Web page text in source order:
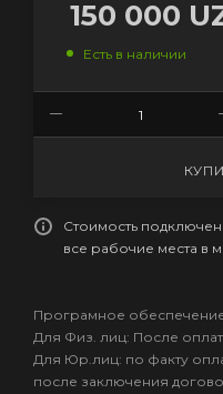
150 000
Есть в наличии
Стоимость
все рабочие места в
Програмное
Для Физ. лиц: После
Для Юр.лиц: по факту
после заключения